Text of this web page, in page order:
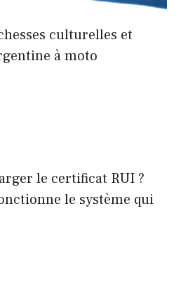
culturelles et
à moto
le certificat RUI ?
le système qui